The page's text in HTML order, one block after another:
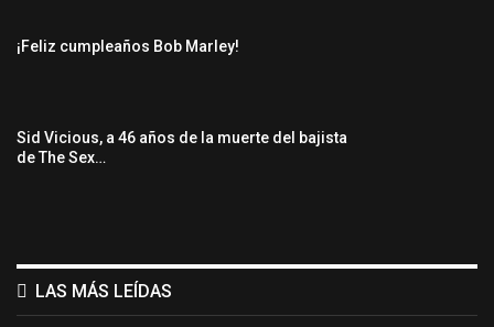
¡Feliz cumpleaños Bob Marley!
Sid Vicious, a 46 años de la muerte del bajista
de The Sex…
LAS MÁS LEÍDAS